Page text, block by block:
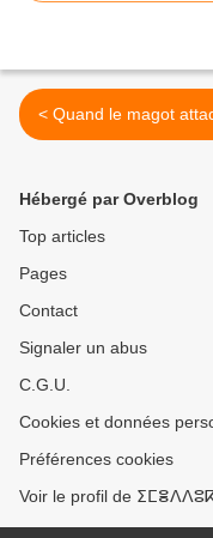
< Quand le magot
Hébergé par Overblog
Top articles
Pages
Contact
Signaler un abus
C.G.U.
Cookies et données
Préférences cookies
Voir le profil de